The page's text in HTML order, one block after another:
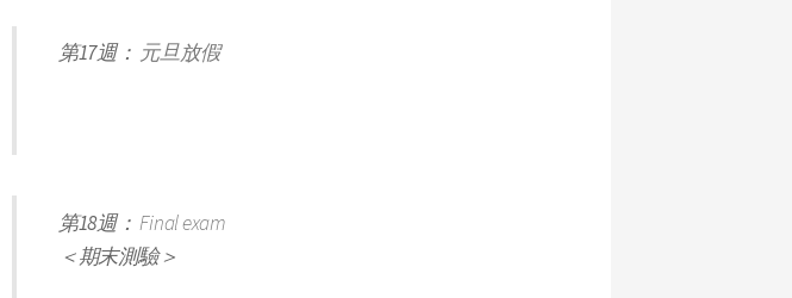
第17週： 元旦放假
第18週：Final exam
＜期末測驗＞